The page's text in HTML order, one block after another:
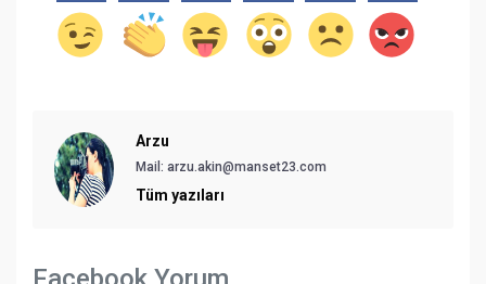
Arzu
Mail: arzu.akin@manset23.com
Tüm yazıları